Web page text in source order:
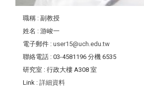
職稱 : 副教授
姓名 : 游峻一
電子郵件 : user15@uch.edu.tw
聯絡電話 : 03-4581196 分機 6535
研究室 : 行政大樓 A308 室
Link : 詳細資料